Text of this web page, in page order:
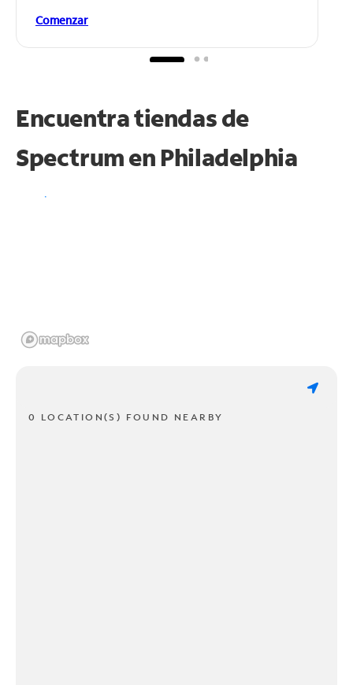
Comenzar
Encuentra tiendas de
Spectrum en Philadelphia
0 LOCATION(S) FOUND NEARBY